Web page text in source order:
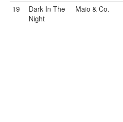
19
Dark In The
Night
Maio & Co.